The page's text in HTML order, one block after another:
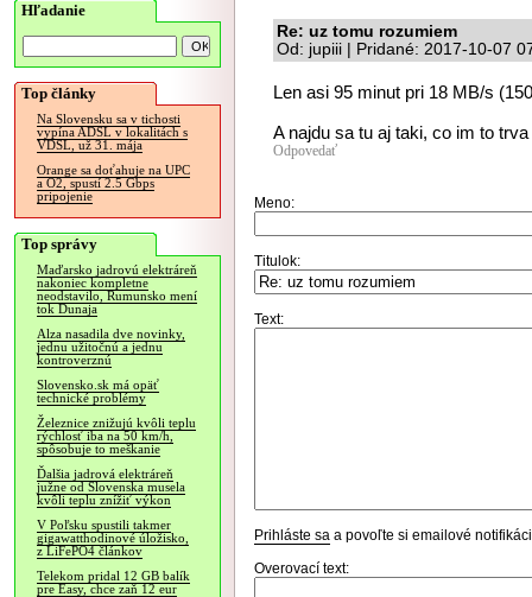
Hľadanie
Top články
Na Slovensku sa v tichosti
vypína ADSL v lokalitách s
VDSL, už 31. mája
Orange sa doťahuje na UPC
a O2, spustí 2.5 Gbps
pripojenie
Top správy
Maďarsko jadrovú elektráreň
nakoniec kompletne
neodstavilo, Rumunsko mení
tok Dunaja
Alza nasadila dve novinky,
jednu užitočnú a jednu
kontroverznú
Slovensko.sk má opäť
technické problémy
Železnice znižujú kvôli teplu
rýchlosť iba na 50 km/h,
spôsobuje to meškanie
Ďalšia jadrová elektráreň
južne od Slovenska musela
kvôli teplu znížiť výkon
V Poľsku spustili takmer
gigawatthodinové úložisko,
z LiFePO4 článkov
Telekom pridal 12 GB balík
pre Easy, chce zaň 12 eur
Re: uz tomu rozumiem
Od: jupiii | Pridané: 2017-10-07
Len asi 95 minut pri 18 MB/s
A najdu sa tu aj taki, co im to
Odpovedať
Meno:
Titulok:
Text:
Prihláste sa a povoľte si emailové
Overovací text: